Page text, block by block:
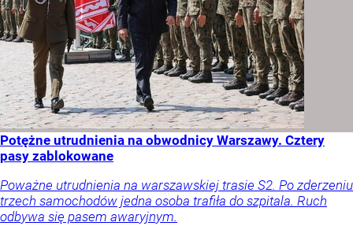
Potężne utrudnienia na obwodnicy Warszawy. Cztery
pasy zablokowane
Poważne utrudnienia na warszawskiej trasie S2. Po zderzeniu
trzech samochodów jedna osoba trafiła do szpitala. Ruch
odbywa się pasem awaryjnym.